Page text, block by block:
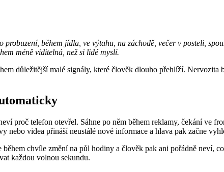
během jídla, ve výtahu, na záchodě, večer v posteli,
méně viditelná, než si lidé myslí.
důležitější malé signály, které člověk dlouho přehlíží.
proč telefon otevřel. Sáhne po něm během reklamy, čekání ve
nebo videa přináší neustálé nové informace a hlava pak začne
chvíle změní na půl hodiny a člověk pak ani pořádně neví,
každou volnou sekundu.